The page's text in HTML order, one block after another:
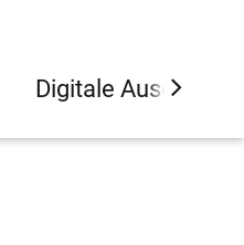
Digitale Ausgaben